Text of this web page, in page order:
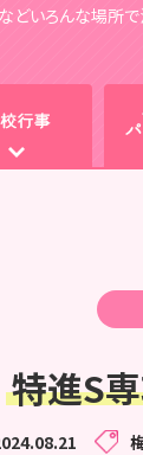
どいろんな場所
特進S